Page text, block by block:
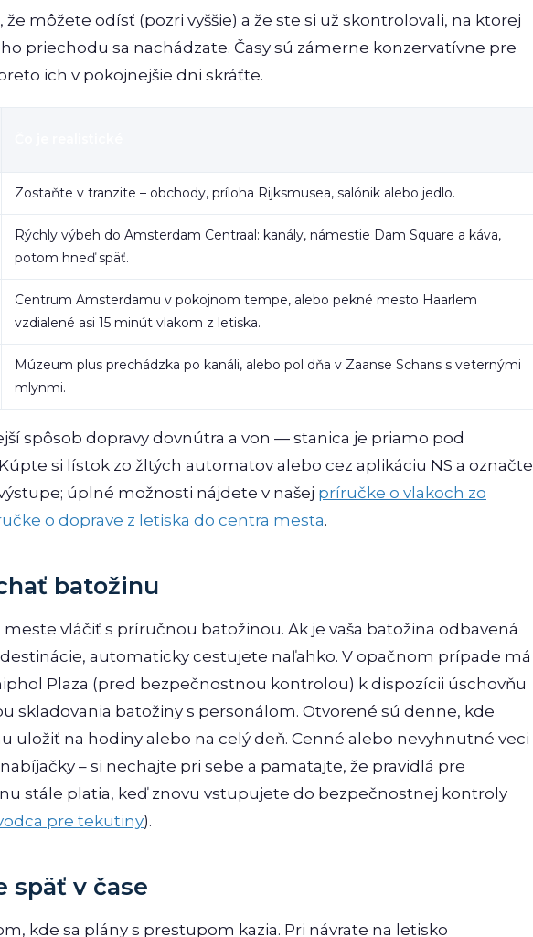
že môžete odísť (pozri vyššie) a že ste si už skontrolovali, na ktorej
priechodu sa nachádzate. Časy sú zámerne konzervatívne pre
ich v pokojnejšie dni skráťte.
Zostaňte v tranzite – obchody, príloha Rijksmusea, salónik alebo jedlo.
Rýchly výbeh do Amsterdam Centraal: kanály, námestie Dam Square a káva,
potom hneď späť.
Centrum Amsterdamu v pokojnom tempe, alebo pekné mesto Haarlem
vzdialené asi 15 minút vlakom z letiska.
Múzeum plus prechádzka po kanáli, alebo pol dňa v Zaanse Schans s veternými
mlynmi.
spôsob dopravy dovnútra a von — stanica je priamo pod
si lístok zo žltých automatov alebo cez aplikáciu NS a označte
úplné možnosti nájdete v našej príručke o vlakoch zo
o doprave z letiska do centra mesta.
batožinu
vláčiť s príručnou batožinou. Ak je vaša batožina odbavená
automaticky cestujete naľahko. V opačnom prípade má
Plaza (pred bezpečnostnou kontrolou) k dispozícii úschovňu
skladovania batožiny s personálom. Otvorené sú denne, kde
uložiť na hodiny alebo na celý deň. Cenné alebo nevyhnutné veci
– si nechajte pri sebe a pamätajte, že pravidlá pre
stále platia, keď znovu vstupujete do bezpečnostnej kontroly
pre tekutiny).
späť v čase
kde sa plány s prestupom kazia. Pri návrate na letisko